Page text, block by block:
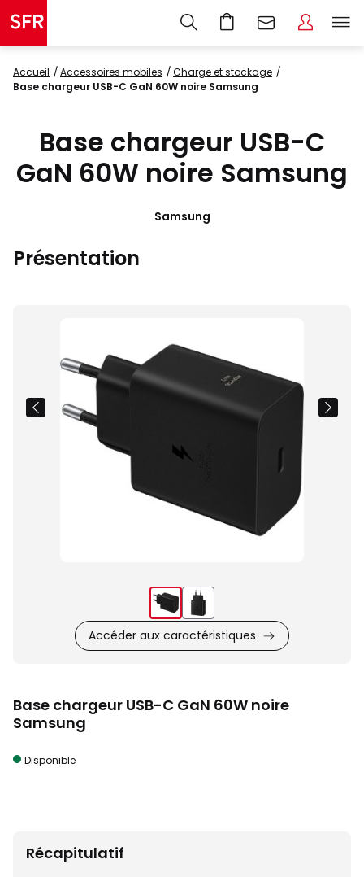
Accueil accessoires mobiles
charge et stockage
Base chargeur USB-C GaN 60W noire Samsung
Base chargeur USB-C
GaN 60W noire Samsung
Samsung
Présentation
du
produit
Accéder aux caractéristiques
Base chargeur USB-C GaN 60W noire
Samsung
Disponible
Récapitulatif